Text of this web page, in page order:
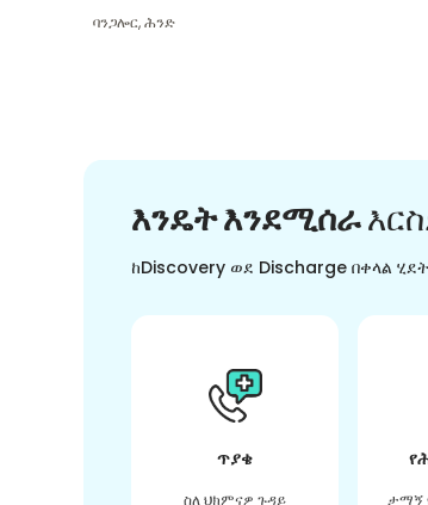
ባንጋሎር,ሕንድ
እንዴት እንደሚሰራ
ከDiscovery ወደ Discharge በቀላል
ጥያቄ
ስለ ህክምናዎ ጉዳይ
ታማኝ